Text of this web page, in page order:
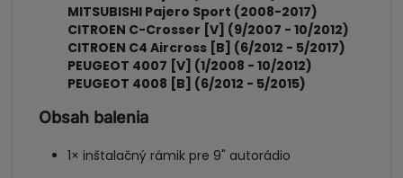
MITSUBISHI Pajero Sport (2008-2017)
CITROEN C-Crosser [V] (9/2007 - 10/2012)
CITROEN C4 Aircross [B] (6/2012 - 5/2017)
PEUGEOT 4007 [V] (1/2008 - 10/2012)
PEUGEOT 4008 [B] (6/2012 - 5/2015)
Obsah balenia
1× inštalačný rámik pre 9" autorádio